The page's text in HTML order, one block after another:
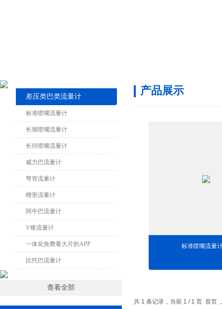
差压类巴类流量计
标准喷嘴流量计
长颈喷嘴流量计
长径喷嘴流量计
威力巴流量计
弯管流量计
楔形流量计
阿牛巴流量计
V锥流量计
一体化免费看大片的APP
比托巴流量计
查看全部
产品展示
标准喷嘴流量
共 1 条记录，当前 1 / 1 页 首